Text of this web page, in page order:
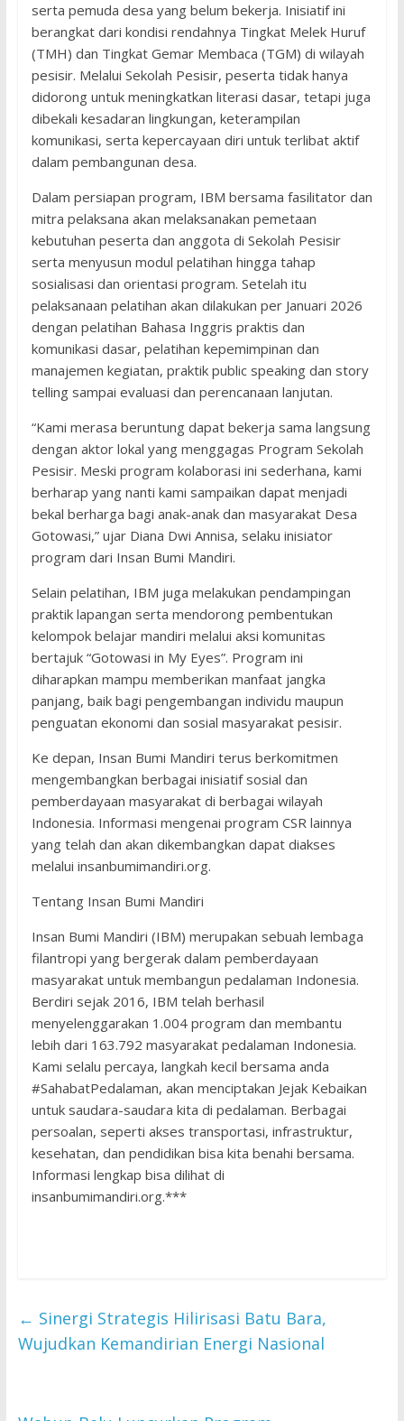
serta pemuda desa yang belum bekerja. Inisiatif ini
berangkat dari kondisi rendahnya Tingkat Melek Huruf
(TMH) dan Tingkat Gemar Membaca (TGM) di wilayah
pesisir. Melalui Sekolah Pesisir, peserta tidak hanya
didorong untuk meningkatkan literasi dasar, tetapi juga
dibekali kesadaran lingkungan, keterampilan
komunikasi, serta kepercayaan diri untuk terlibat aktif
dalam pembangunan desa.
Dalam persiapan program, IBM bersama fasilitator dan
mitra pelaksana akan melaksanakan pemetaan
kebutuhan peserta dan anggota di Sekolah Pesisir
serta menyusun modul pelatihan hingga tahap
sosialisasi dan orientasi program. Setelah itu
pelaksanaan pelatihan akan dilakukan per Januari 2026
dengan pelatihan Bahasa Inggris praktis dan
komunikasi dasar, pelatihan kepemimpinan dan
manajemen kegiatan, praktik public speaking dan story
telling sampai evaluasi dan perencanaan lanjutan.
“Kami merasa beruntung dapat bekerja sama langsung
dengan aktor lokal yang menggagas Program Sekolah
Pesisir. Meski program kolaborasi ini sederhana, kami
berharap yang nanti kami sampaikan dapat menjadi
bekal berharga bagi anak-anak dan masyarakat Desa
Gotowasi,” ujar Diana Dwi Annisa, selaku inisiator
program dari Insan Bumi Mandiri.
Selain pelatihan, IBM juga melakukan pendampingan
praktik lapangan serta mendorong pembentukan
kelompok belajar mandiri melalui aksi komunitas
bertajuk “Gotowasi in My Eyes”. Program ini
diharapkan mampu memberikan manfaat jangka
panjang, baik bagi pengembangan individu maupun
penguatan ekonomi dan sosial masyarakat pesisir.
Ke depan, Insan Bumi Mandiri terus berkomitmen
mengembangkan berbagai inisiatif sosial dan
pemberdayaan masyarakat di berbagai wilayah
Indonesia. Informasi mengenai program CSR lainnya
yang telah dan akan dikembangkan dapat diakses
melalui insanbumimandiri.org.
Tentang Insan Bumi Mandiri
Insan Bumi Mandiri (IBM) merupakan sebuah lembaga
filantropi yang bergerak dalam pemberdayaan
masyarakat untuk membangun pedalaman Indonesia.
Berdiri sejak 2016, IBM telah berhasil
menyelenggarakan 1.004 program dan membantu
lebih dari 163.792 masyarakat pedalaman Indonesia.
Kami selalu percaya, langkah kecil bersama anda
#SahabatPedalaman, akan menciptakan Jejak Kebaikan
untuk saudara-saudara kita di pedalaman. Berbagai
persoalan, seperti akses transportasi, infrastruktur,
kesehatan, dan pendidikan bisa kita benahi bersama.
Informasi lengkap bisa dilihat di
insanbumimandiri.org.***
← Sinergi Strategis Hilirisasi Batu Bara,
Wujudkan Kemandirian Energi Nasional